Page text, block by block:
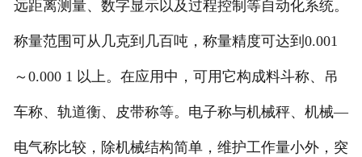
企业视频
联系我们
远距离测量、数字显示以及过程控制等自动化系统。
称量范围可从几克到几百吨，称量精度可达到0.001
～0.000 1 以上。在应用中，可用它构成料斗称、吊
车称、轨道衡、皮带称等。电子称与机械秤、机械—
电气称比较，除机械结构简单，维护工作量小外，突